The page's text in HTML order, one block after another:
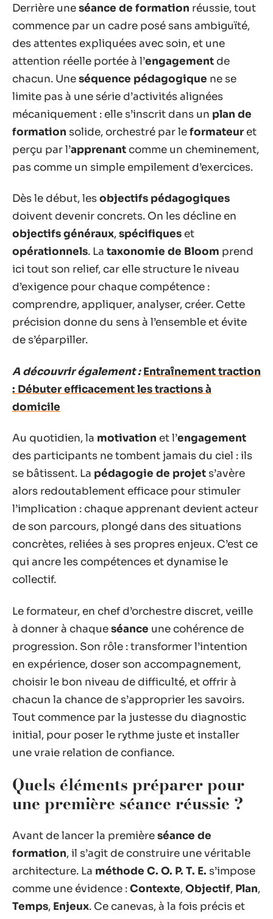
Derrière uneséance de formation réussie, tout
commence par un cadre posé sans ambiguïté,
des attentes expliquées avec soin, et une
attention réelle portée à l’engagement de
chacun. Uneséquence pédagogique ne se
limite pas à une série d’activités alignées
mécaniquement : elle s’inscrit dans un plan de
formation solide, orchestré par leformateur et
perçu par l’apprenant comme un cheminement,
pas comme un simple empilement d’exercices.
Dès le début, lesobjectifs pédagogiques
doivent devenir concrets. On les décline en
objectifs généraux,spécifiques et
opérationnels. La taxonomie de Bloom prend
ici tout son relief, car elle structure le niveau
d’exigence pour chaque compétence :
comprendre, appliquer, analyser, créer. Cette
précision donne du sens à l’ensemble et évite
de s’éparpiller.
A découvrir également : Entraînement traction
: Débuter efficacement les tractions à
domicile
Au quotidien, la motivation et l’engagement
des participants ne tombent jamais du ciel : ils
se bâtissent. La pédagogie de projet s’avère
alors redoutablement efficace pour stimuler
l’implication : chaque apprenant devient acteur
de son parcours, plongé dans des situations
concrètes, reliées à ses propres enjeux. C’est ce
qui ancre les compétences et dynamise le
collectif.
Le formateur, en chef d’orchestre discret, veille
à donner à chaqueséance une cohérence de
progression. Son rôle : transformer l’intention
en expérience, doser son accompagnement,
choisir le bon niveau de difficulté, et offrir à
chacun la chance de s’approprier les savoirs.
Tout commence par la justesse du diagnostic
initial, pour poser le rythme juste et installer
une vraie relation de confiance.
Quels éléments préparer pour
une première séance réussie ?
Avant de lancer la premièreséance de
formation, il s’agit de construire une véritable
architecture. La méthode C. O. P. T. E. s’impose
comme une évidence :Contexte,Objectif, Plan,
Temps, Enjeux. Ce canevas, à la fois précis et